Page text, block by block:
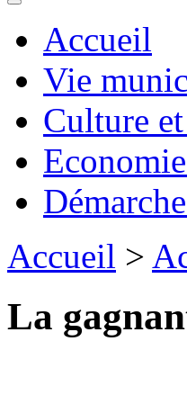
Accueil
Vie
Culture
Accueil >
La